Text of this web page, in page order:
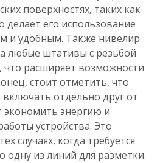
поверхностях, таких как
делает его использование
и удобным. Также нивелир
любые штативы с резьбой
расширяет возможности
стоит отметить, что
отдельно друг от
экономить энергию и
устройства. Это
случаях, когда требуется
одну из линий для разметки.